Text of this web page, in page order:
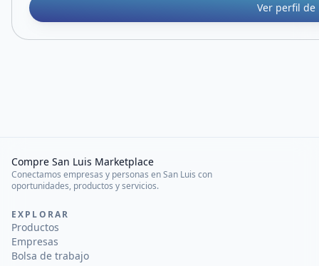
Ver perfil de
Compre San Luis Marketplace
Conectamos empresas y personas en San Luis con
oportunidades, productos y servicios.
EXPLORAR
Productos
Empresas
Bolsa de trabajo